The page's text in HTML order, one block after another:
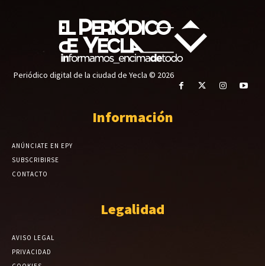
Periódico digital de la ciudad de Yecla © 2026
Información
ANÚNCIATE EN EPY
SUBSCRIBIRSE
CONTACTO
Legalidad
AVISO LEGAL
PRIVACIDAD